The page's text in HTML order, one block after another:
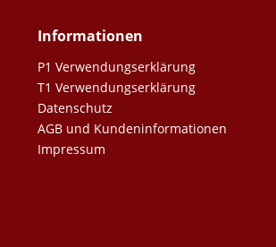
Informationen
P1 Verwendungserklärung
T1 Verwendungserklärung
Datenschutz
AGB und Kundeninformationen
Impressum